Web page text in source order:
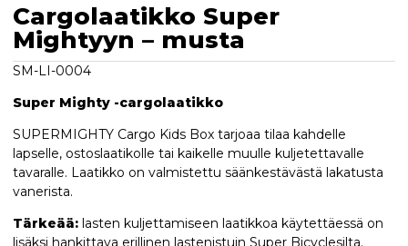
Cargolaatikko Super
Mightyyn – musta
SM-LI-0004
Super Mighty -cargolaatikko
SUPERMIGHTY Cargo Kids Box tarjoaa tilaa kahdelle
lapselle, ostoslaatikolle tai kaikelle muulle kuljetettavalle
tavaralle. Laatikko on valmistettu säänkestävästä lakatusta
vanerista.
Tärkeää:lasten kuljettamiseen laatikkoa käytettäessä on
lisäksi hankittava erillinen lastenistuin Super Bicyclesilta.